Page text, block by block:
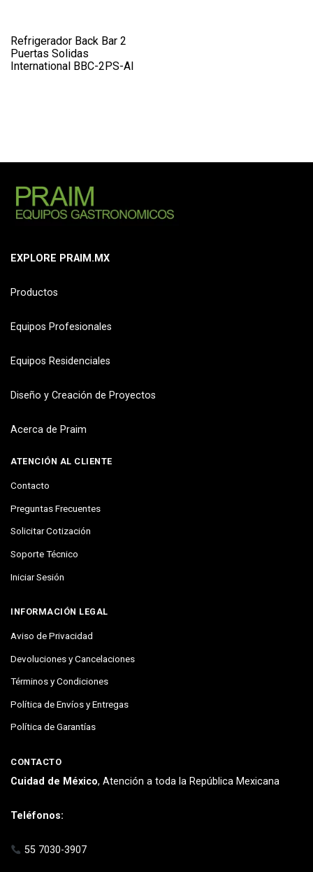
Refrigerador Back Bar 2
Puertas Solidas
International BBC-2PS-AI
EXPLORE PRAIM.MX
Productos
Equipos Profesionales
Equipos Residenciales
Diseño y Creación de Proyectos
Acerca de Praim
ATENCIÓN AL CLIENTE
Contacto
Preguntas Frecuentes
Solicitar Cotización
Soporte Técnico
Iniciar Sesión
INFORMACIÓN LEGAL
Aviso de Privacidad
Devoluciones y Cancelaciones
Términos y Condiciones
Política de Envíos y Entregas
Política de Garantías
CONTACTO
Cuidad de México, Atención a toda la República Mexicana
Teléfonos:
55 7030-3907